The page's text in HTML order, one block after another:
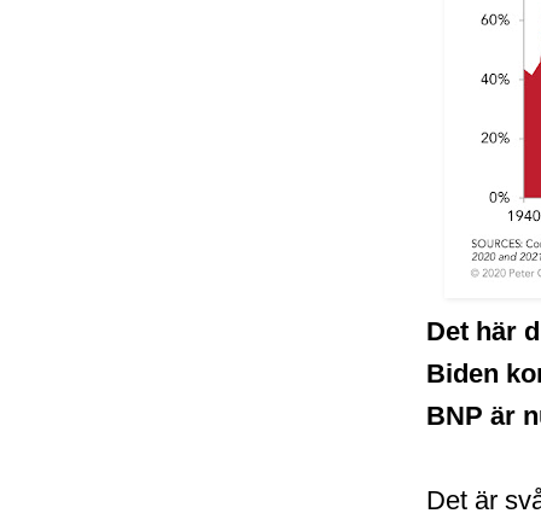
Det här
Biden
BNP är
Det är